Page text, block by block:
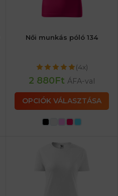
Női munkás póló 134
(4x)
2 880Ft ÁFA-val
OPCIÓK VÁLASZTÁSA